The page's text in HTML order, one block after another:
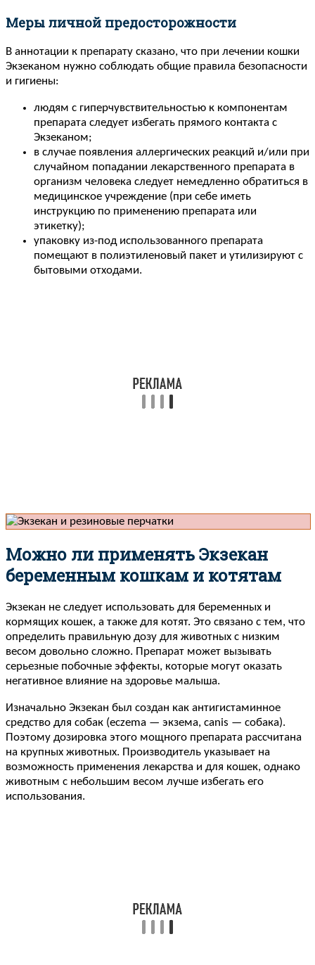
Меры личной предосторожности
В аннотации к препарату сказано, что при лечении кошки
Экзеканом нужно соблюдать общие правила безопасности
и гигиены:
людям с гиперчувствительностью к компонентам
препарата следует избегать прямого контакта с
Экзеканом;
в случае появления аллергических реакций и/или при
случайном попадании лекарственного препарата в
организм человека следует немедленно обратиться в
медицинское учреждение (при себе иметь
инструкцию по применению препарата или
этикетку);
упаковку из-под использованного препарата
помещают в полиэтиленовый пакет и утилизируют с
бытовыми отходами.
Можно ли применять Экзекан
беременным кошкам и котятам
Экзекан не следует использовать для беременных и
кормящих кошек, а также для котят. Это связано с тем, что
определить правильную дозу для животных с низким
весом довольно сложно. Препарат может вызывать
серьезные побочные эффекты, которые могут оказать
негативное влияние на здоровье малыша.
Изначально Экзекан был создан как антигистаминное
средство для собак (eczema — экзема, canis — собака).
Поэтому дозировка этого мощного препарата рассчитана
на крупных животных. Производитель указывает на
возможность применения лекарства и для кошек, однако
животным с небольшим весом лучше избегать его
использования.